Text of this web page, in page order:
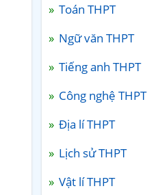
Toán THPT
Ngữ văn THPT
Tiếng anh THPT
Công nghệ THPT
Địa lí THPT
Lịch sử THPT
Vật lí THPT